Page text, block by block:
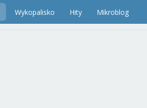
Wykopalisko Hity Mikroblog